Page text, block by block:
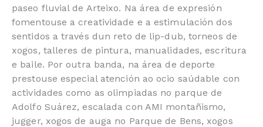
paseo fluvial de Arteixo. Na área de expresión
fomentouse a creatividade e a estimulación dos
sentidos a través dun reto de lip-dub, torneos de
xogos, talleres de pintura, manualidades, escritura
e baile. Por outra banda, na área de deporte
prestouse especial atención ao ocio saúdable con
actividades como as olimpiadas no parque de
Adolfo Suárez, escalada con AMI montañismo,
jugger, xogos de auga no Parque de Bens, xogos